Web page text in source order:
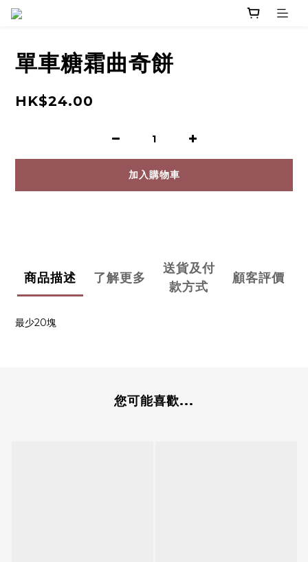
單車糖霜曲奇餅
HK$24.00
加入購物車
商品描述 了解更多
送貨及付
款方式
顧客評價
最少20塊
您可能喜歡...